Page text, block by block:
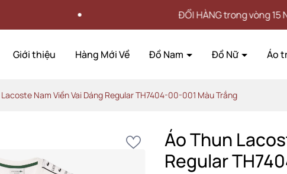
ĐỔI HÀNG trong vòng 15 NGÀY
Giới thiệu Hàng Mới Về Đồ Nam Đồ Nữ Áo
Nam Viền Vai Dáng Regular TH7404-00-001 Màu Trắng
Áo Thun
Regular